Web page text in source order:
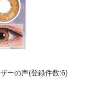
ーの声(登録件数:6)